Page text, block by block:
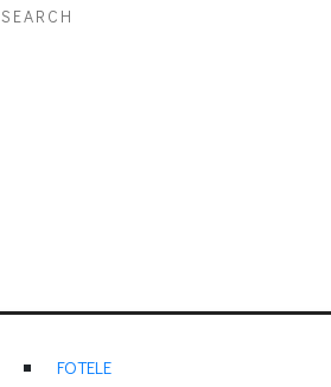
SEARCH
FOTELE